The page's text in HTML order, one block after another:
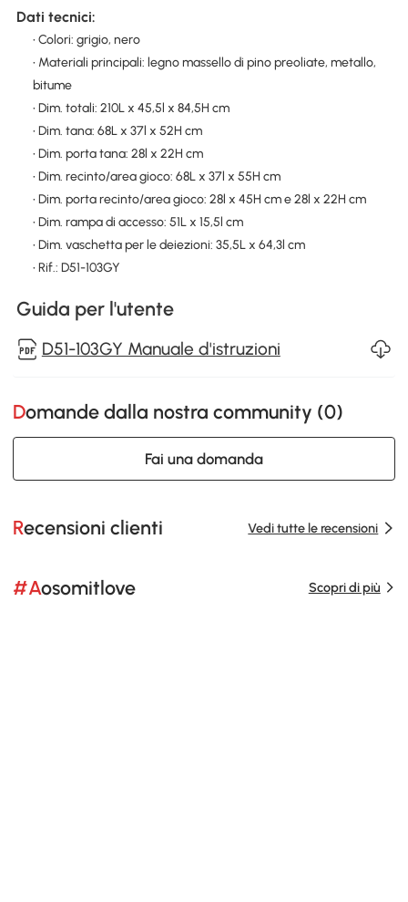
Dati tecnici:
• Colori: grigio, nero
• Materiali principali: legno massello di pino preoliate, metallo,
bitume
• Dim. totali: 210L x 45,5l x 84,5H cm
• Dim. tana: 68L x 37l x 52H cm
• Dim. porta tana: 28l x 22H cm
• Dim. recinto/area gioco: 68L x 37l x 55H cm
• Dim. porta recinto/area gioco: 28l x 45H cm e 28l x 22H cm
• Dim. rampa di accesso: 51L x 15,5l cm
• Dim. vaschetta per le deiezioni: 35,5L x 64,3l cm
• Rif.: D51-103GY
Guida per l'utente
D51-103GY Manuale d'istruzioni
Domande dalla nostra community (0)
Fai una domanda
Recensioni clienti Vedi tutte le recensioni
#Aosomitlove Scopri di più